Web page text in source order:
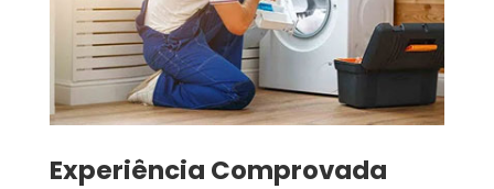
​Experiência Comprovada